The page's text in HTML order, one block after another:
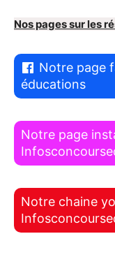
Nos pages sur les
Notre page
éducations
Notre page
Notre chaine